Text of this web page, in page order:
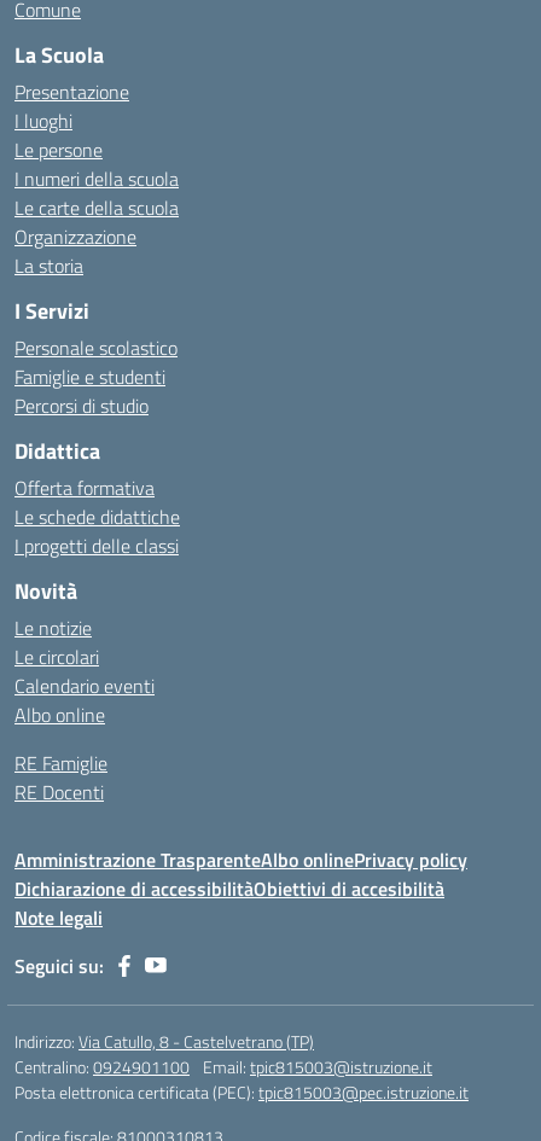
Comune
La Scuola
Presentazione
I luoghi
Le persone
I numeri della scuola
Le carte della scuola
Organizzazione
La storia
I Servizi
Personale scolastico
Famiglie e studenti
Percorsi di studio
Didattica
Offerta formativa
Le schede didattiche
I progetti delle classi
Novità
Le notizie
Le circolari
Calendario eventi
Albo online
RE Famiglie
RE Docenti
Amministrazione TrasparenteAlbo onlinePrivacy policy
Dichiarazione di accessibilitàObiettivi di accesibilità
Note legali
Seguici su:
Indirizzo:Via Catullo, 8 - Castelvetrano (TP)
Centralino:0924901100 Email:tpic815003@istruzione.it
Posta elettronica certificata (PEC):tpic815003@pec.istruzione.it